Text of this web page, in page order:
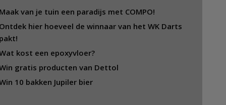
Maak van je tuin een paradijs met COMPO!
Ontdek hier hoeveel de winnaar van het WK Darts
pakt!
kost een epoxyvloer?
gratis producten van Dettol
10 bakken Jupiler bier